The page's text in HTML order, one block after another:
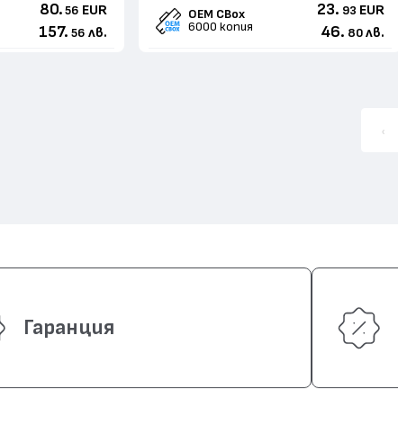
80. 56 EUR
157. 56 лв.
OEM CBox
6000 копия
23. 93 EUR
46. 80 лв.
‹
Гаранция